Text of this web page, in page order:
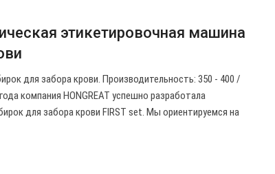
этикетировочная машина
для забора крови. Производительность: 350 - 400 /
компания HONGREAT успешно разработала
для забора крови FIRST set. Мы ориентируемся на